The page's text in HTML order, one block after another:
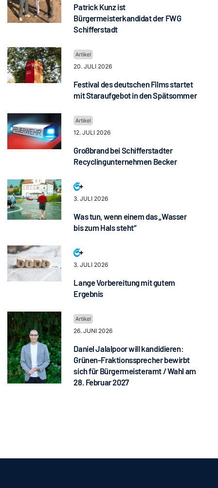
Patrick Kunz ist
Bürgermeisterkandidat der FWG
Schifferstadt
20. JULI 2026
Festival des deutschen Films startet
mit Staraufgebot in den Spätsommer
12. JULI 2026
Großbrand bei Schifferstadter
Recyclingunternehmen Becker
3. JULI 2026
Was tun, wenn einem das „Wasser
bis zum Hals steht“
3. JULI 2026
Lange Vorbereitung mit gutem
Ergebnis
26. JUNI 2026
Daniel Jalalpoor will kandidieren:
Grünen-Fraktionssprecher bewirbt
sich für Bürgermeisteramt / Wahl am
28. Februar 2027